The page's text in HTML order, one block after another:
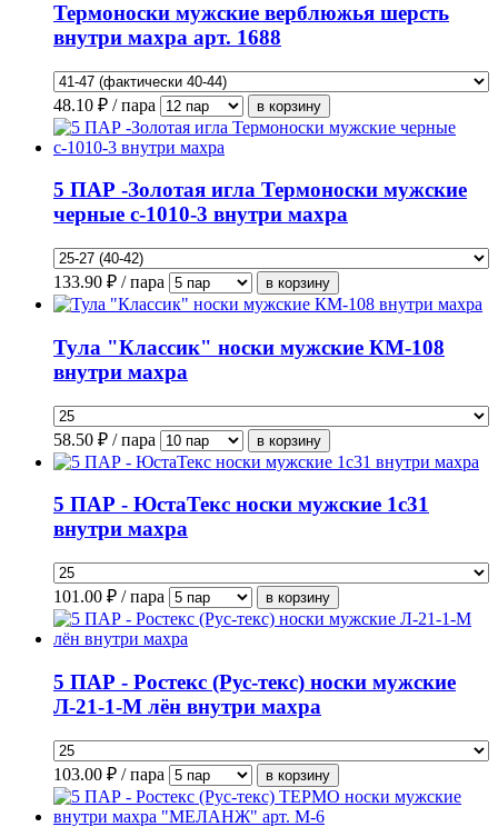
Термоноски мужские верблюжья шерсть
внутри махра арт. 1688
48.10 ₽ / пара
5 ПАР -Золотая игла Термоноски мужские
черные с-1010-3 внутри махра
133.90 ₽ / пара
Тула "Классик" носки мужские КМ-108
внутри махра
58.50 ₽ / пара
5 ПАР - ЮстаТекс носки мужские 1с31
внутри махра
101.00 ₽ / пара
5 ПАР - Ростекс (Рус-текс) носки мужские
Л-21-1-М лён внутри махра
103.00 ₽ / пара